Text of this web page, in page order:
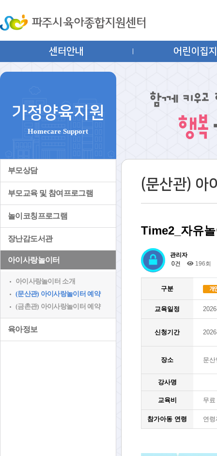
센터안내 어린이집
가정양육지원
Homecare Support
부모상담
부모교육 및 참여프로그램
놀이코칭프로그램
장난감도서관
아이사랑놀이터
아이사랑놀이터 소개
(문산관) 아이사랑놀이터 예약
(금촌관) 아이사랑놀이터 예약
육아정보
(문산관) 아
Time2_자유
관리자
0건
196회
구분
교육일정
신청기간
장소 문
강사명
교육비 무료
참가아동 연령 연